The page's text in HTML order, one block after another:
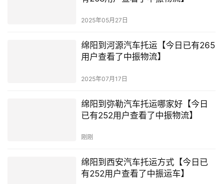
2025年05月27日
绵阳到河源汽车托运【今日已有265
用户查看了中振物流】
2025年07月17日
绵阳到弥勒汽车托运哪家好【今日
已有252用户查看了中振物流】
刚刚
绵阳到西安汽车托运方式【今日已
有252用户查看了中振运车】